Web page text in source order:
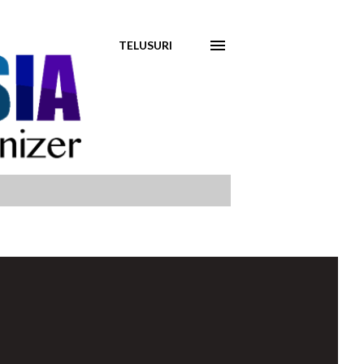
TELUSURI